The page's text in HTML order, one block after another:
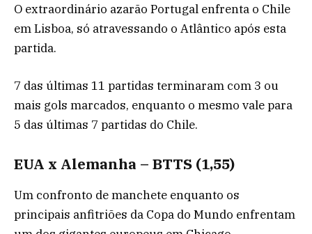
O extraordinário azarão Portugal enfrenta o Chile
em Lisboa, só atravessando o Atlântico após esta
partida.
7 das últimas 11 partidas terminaram com 3 ou
mais gols marcados, enquanto o mesmo vale para
5 das últimas 7 partidas do Chile.
EUA x Alemanha – BTTS (1,55)
Um confronto de manchete enquanto os
principais anfitriões da Copa do Mundo enfrentam